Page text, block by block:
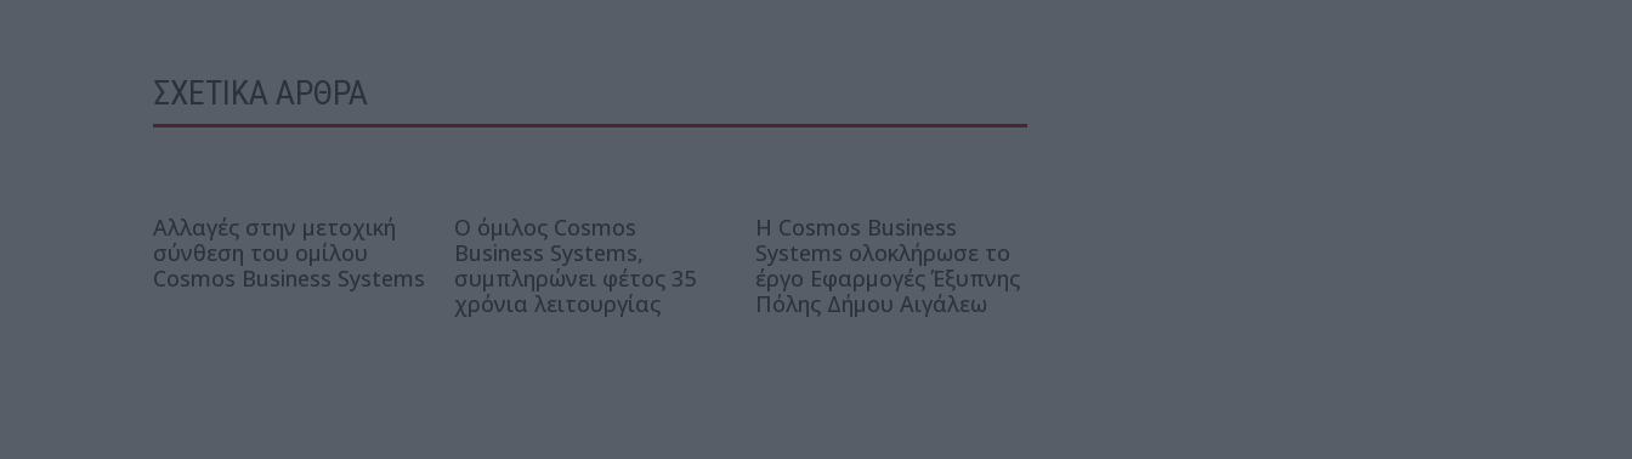
ΣΧΕΤΙΚΑ ΑΡΘΡΑ
Αλλαγές στην μετοχική
σύνθεση του ομίλου
Cosmos Business Systems
Ο όμιλος Cosmos
Business Systems,
συμπληρώνει φέτος 35
χρόνια λειτουργίας
Η Cosmos Business
Systems ολοκλήρωσε το
έργο Εφαρμογές Έξυπνης
Πόλης Δήμου Αιγάλεω